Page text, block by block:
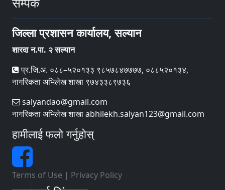
जिल्ला प्रशासन कार्यालय, सल्यान
शारदा न.पा. २ सल्यान
प्र.जि.अ. ०८८–५२०१३३ ९८५७८४७७७७, ०८८५२०१३४,
नागरिकता अभिलेख शाखा ९७४३३८९७३६
salyandao@gmail.com
नागरिकता अभिलेख शाखा abhilekh.salyan123@gmail.com
हामीलाई फलो गर्नुहोस्
Terms of Use | Privacy Policy